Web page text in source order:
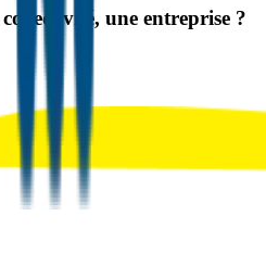
une entreprise ?